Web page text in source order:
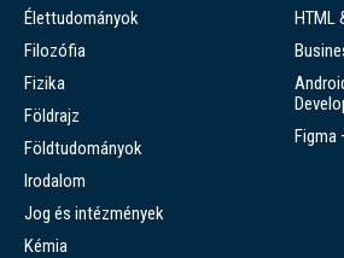
Élettudományok
Filozófia
Fizika
Földrajz
Földtudományok
Irodalom
Jog és intézmények
Kémia
HTML
Figma